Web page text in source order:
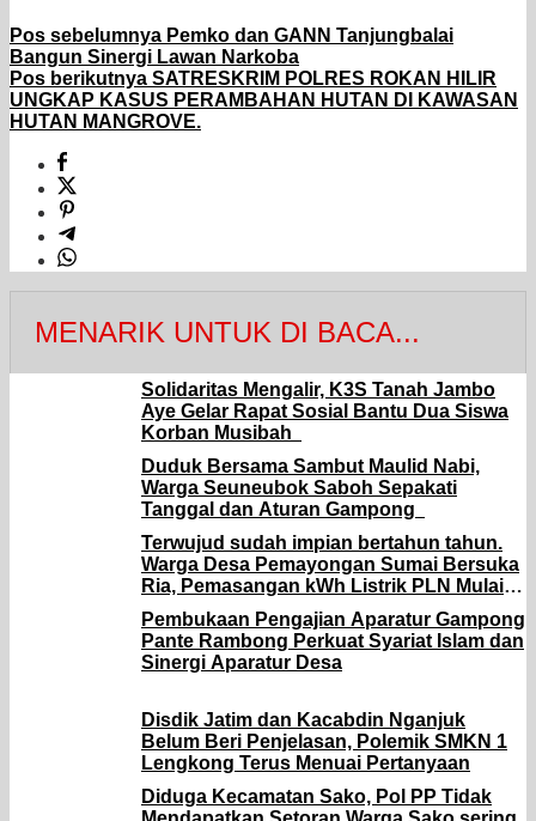
Pos sebelumnya Pemko dan GANN Tanjungbalai
Bangun Sinergi Lawan Narkoba
Pos berikutnya SATRESKRIM POLRES ROKAN HILIR
UNGKAP KASUS PERAMBAHAN HUTAN DI KAWASAN
HUTAN MANGROVE.
MENARIK UNTUK DI BACA...
Solidaritas Mengalir, K3S Tanah Jambo
Aye Gelar Rapat Sosial Bantu Dua Siswa
Duduk Bersama Sambut Maulid Nabi,
Warga Seuneubok Saboh Sepakati
Terwujud sudah impian bertahun tahun.
Warga Desa Pemayongan Sumai Bersuka
Ria, Pemasangan kWh Listrik PLN Mulai
Terealisasi
Pembukaan Pengajian Aparatur Gampong
Pante Rambong Perkuat Syariat Islam dan
Sinergi Aparatur Desa
Disdik Jatim dan Kacabdin Nganjuk
Belum Beri Penjelasan, Polemik SMKN 1
Lengkong Terus Menuai Pertanyaan
Diduga Kecamatan Sako, Pol PP Tidak